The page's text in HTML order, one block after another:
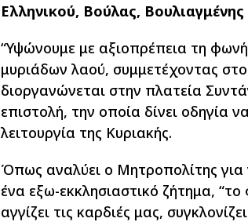
Ελληνικού, Βούλας,
“Υψώνουμε με αξιοπρέπεια τη
μυριάδων λαού, συμμετέχοντας
διοργανώνεται στην πλατεία
επιστολή, την οποία δίνει οδηγία
λειτουργία της Κυριακής.
Όπως αναλύει ο Μητροπολίτης για
ένα εξω-εκκλησιαστικό ζήτημα,
αγγίζει τις καρδιές μας,